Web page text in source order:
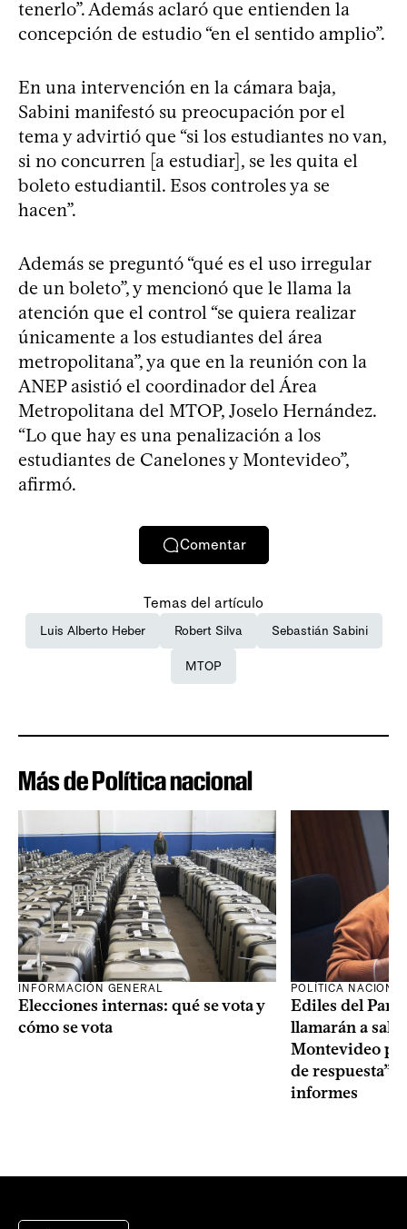
tenerlo”. Además aclaró que entienden la
concepción de estudio “en el sentido amplio”.
En una intervención en la cámara baja,
Sabini manifestó su preocupación por el
tema y advirtió que “si los estudiantes no van,
si no concurren [a estudiar], se les quita el
boleto estudiantil. Esos controles ya se
hacen”.
Además se preguntó “qué es el uso irregular
de un boleto”, y mencionó que le llama la
atención que el control “se quiera realizar
únicamente a los estudiantes del área
metropolitana”, ya que en la reunión con la
ANEP asistió el coordinador del Área
Metropolitana del MTOP, Joselo Hernández.
“Lo que hay es una penalización a los
estudiantes de Canelones y Montevideo”,
afirmó.
Comentar
Temas del artículo
Luis Alberto Heber Robert Silva Sebastián Sabini
MTOP
Más de Política nacional
INFORMACIÓN GENERAL
Elecciones internas: qué se vota y
cómo se vota
POLÍTICA
Ediles del
llamarán a sala
Montevideo
de respuesta”
informes